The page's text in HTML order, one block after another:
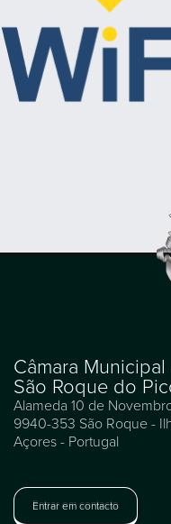
Câmara
São Roque do
Alameda 10 de
9940-353 São Roque -
Açores - Portugal
Entrar em contacto